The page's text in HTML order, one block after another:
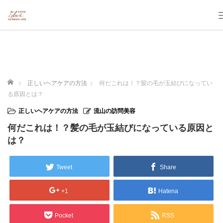
ホーム 正しいヘアケアの方法
何だこれは！？髪の毛が玉結びになってい
る原因とは？
正しいヘアケアの方法 流山の訪問美容
何だこれは！？髪の毛が玉結びになっている原因と
は？
Tweet Share
+1 Hatena
Pocket RSS